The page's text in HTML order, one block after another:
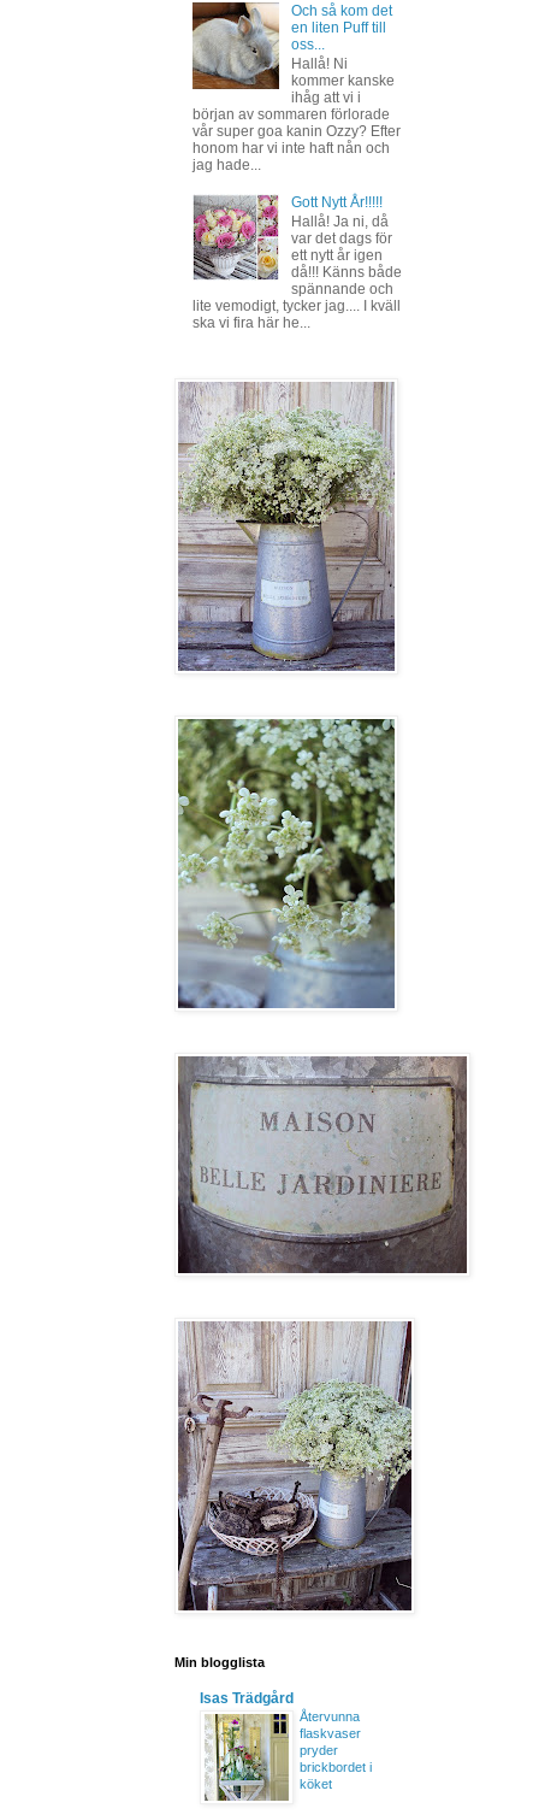
Och så kom det
en liten Puff till
oss...
Hallå! Ni
kommer kanske
ihåg att vi i
början av sommaren förlorade
vår super goa kanin Ozzy? Efter
honom har vi inte haft nån och
jag hade...
Gott Nytt År!!!!!
Hallå! Ja ni, då
var det dags för
ett nytt år igen
då!!! Känns både
spännande och
lite vemodigt, tycker jag.... I kväll
ska vi fira här he...
Min blogglista
Isas Trädgård
Återvunna
flaskvaser
pryder
brickbordet i
köket